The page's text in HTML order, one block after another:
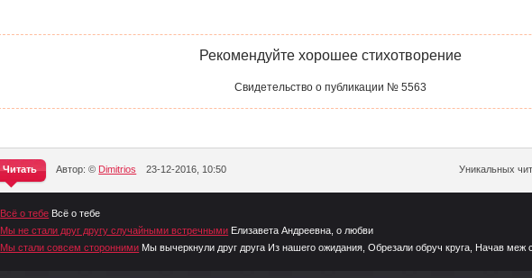
Рекомендуйте хорошее стихотворение
Свидетельство о публикации № 5563
Уникальных
Читать
^
Автор: © Dimitrios 23-12-2016, 10:50
Всё о тебе Всё о тебе
Мы не стали друг другу случайными встречными Елизавета Андреевна, о любви
Мы стали совсем сторонними Мы вычеркнули друг друга Из нашего ожидания, Обрезали обруч круга, Начав меж